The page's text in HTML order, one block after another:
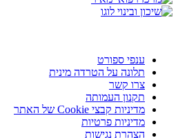
ענפי ספורט
תלונה על הטרדה מינית
צרו קשר
תקנון העמותה
מדיניות קבצי Cookie של האתר
מדיניות פרטיות
הצהרת נגישות